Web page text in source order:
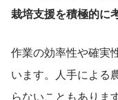
栽培支援を積極的に
作業の効率性や確実
います。人手による
らないこともありま